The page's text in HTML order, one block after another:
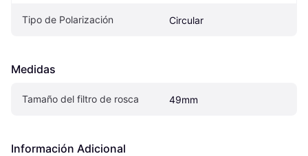
Tipo de Polarización Circular
Medidas
Tamaño del filtro de rosca 49mm
Información Adicional